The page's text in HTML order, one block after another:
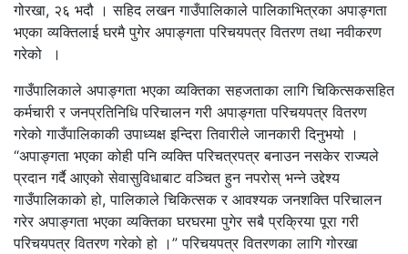
गोरखा, २६ भदौ । सहिद लखन गाउँपालिकाले पालिकाभित्रका अपाङ्गता
भएका व्यक्तिलाई घरमै पुगेर अपाङ्गता परिचयपत्र वितरण तथा नवीकरण
गरेको ।
गाउँपालिकाले अपाङ्गता भएका व्यक्तिका सहजताका लागि चिकित्सकसहित
कर्मचारी र जनप्रतिनिधि परिचालन गरी अपाङ्गता परिचयपत्र वितरण
गरेको गाउँपालिकाकी उपाध्यक्ष इन्दिरा तिवारीले जानकारी दिनुभयो ।
“अपाङ्गता भएका कोही पनि व्यक्ति परिचत्रपत्र बनाउन नसकेर राज्यले
प्रदान गर्दै आएको सेवासुविधाबाट वञ्चित हुन नपरोस् भन्ने उद्देश्य
गाउँपालिकाको हो, पालिकाले चिकित्सक र आवश्यक जनशक्ति परिचालन
गरेर अपाङ्गता भएका व्यक्तिका घरघरमा पुगेर सबै प्रक्रिया पूरा गरी
परिचयपत्र वितरण गरेको हो ।” परिचयपत्र वितरणका लागि गोरखा